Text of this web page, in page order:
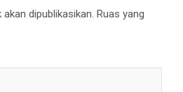
dipublikasikan. Ruas yang